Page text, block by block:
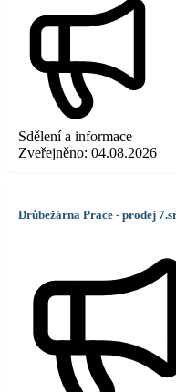
Sdělení a informace
Zveřejněno: 04.08.2026
Drůbežárna Prace - prodej